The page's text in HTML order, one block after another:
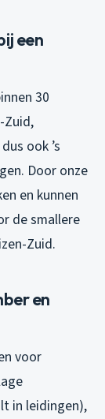
een
30
Zuid,
ook ’s
Door onze
en kunnen
de smallere
Zuid.
en
voor
in leidingen),